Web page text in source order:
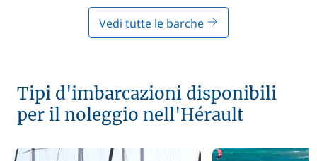
Vedi tutte le barche
Tipi d'imbarcazioni disponibili
per il noleggio nell'Hérault